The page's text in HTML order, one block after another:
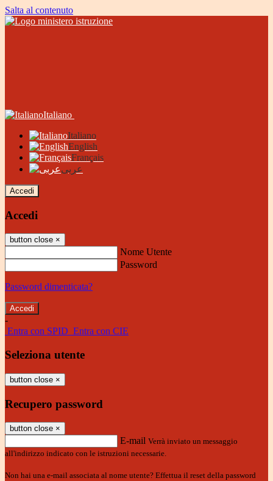
Salta al contenuto
Italiano
Italiano
English
Français
عربى
Accedi
Accedi
button close ×
Nome Utente
Password
Password dimenticata?
-
Entra con SPID Entra con CIE
Seleziona utente
button close ×
Recupero password
button close ×
E-mail Verrà inviato un messaggio
all'indirizzo indicato con le istruzioni necessarie.
Non hai una e-mail associata al nome utente? Effettua il reset della password